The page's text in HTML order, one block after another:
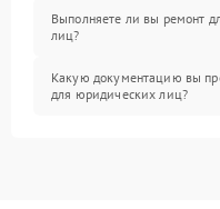
Выполняете ли вы ремонт
лиц?
Какую документацию вы
для юридических лиц?